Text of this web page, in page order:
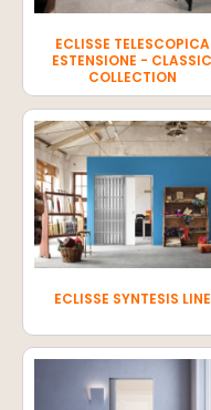
ECLISSE TELESCOPICA
ESTENSIONE - CLASSIC
COLLECTION
ECLISSE SYNTESIS LINE